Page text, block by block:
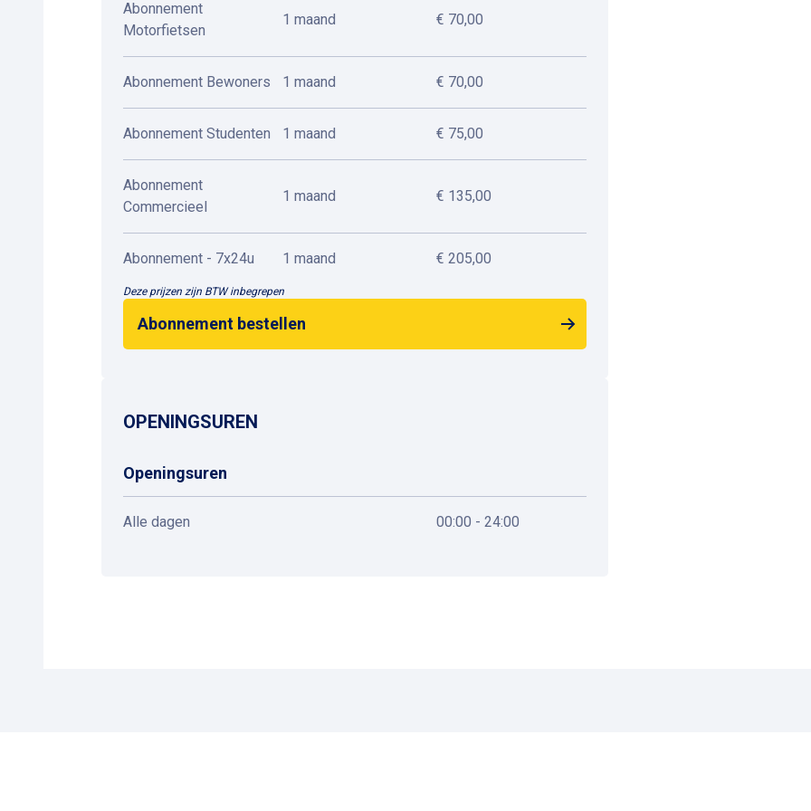
Abonnement
Motorfietsen
1 maand € 70,00
Abonnement Bewoners 1 maand € 70,00
Abonnement Studenten 1 maand € 75,00
Abonnement
Commercieel
1 maand € 135,00
Abonnement - 7x24u 1 maand € 205,00
Deze prijzen zijn BTW inbegrepen
Abonnement bestellen
OPENINGSUREN
Openingsuren
Alle dagen 00:00 - 24:00